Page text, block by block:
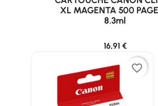
XL MAGENTA 500
8.3ml
16,91 €
favorite_border